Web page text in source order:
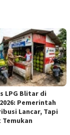
LPG Blitar di
Pemerintah
Lancar, Tapi
Temukan